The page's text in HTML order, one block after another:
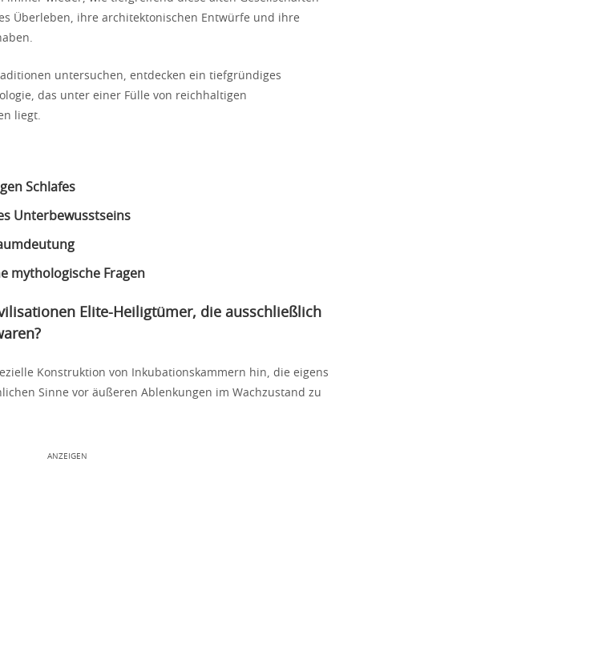
Überleben, ihre architektonischen Entwürfe und ihre
untersuchen, entdecken ein tiefgründiges
das unter einer Fülle von reichhaltigen
liegt.
Schlafes
Unterbewusstseins
mythologische Fragen
Elite-Heiligtümer, die ausschließlich
Konstruktion von Inkubationskammern hin, die eigens
Sinne vor äußeren Ablenkungen im Wachzustand zu
ANZEIGEN